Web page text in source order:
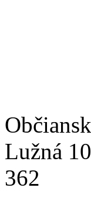
Lužná
362